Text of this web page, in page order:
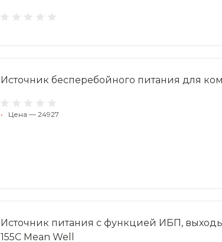
Источник бесперебойного питания для
• Цена — 24927
Источник питания c функцией ИБП, выходы
155C Mean Well